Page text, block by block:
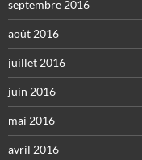
septembre 2016
août 2016
juillet 2016
juin 2016
mai 2016
avril 2016